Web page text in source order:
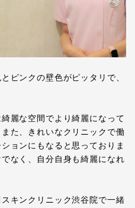
ピンクの壁色がピッタリで、
麗な空間でより綺麗になって
た、きれいなクリニックで働
ョンにもなると思っておりま
なく、自分自身も綺麗になれ
キンクリニック渋谷院で一緒